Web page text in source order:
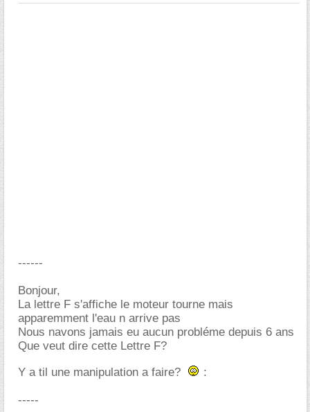
------
Bonjour,
La lettre F s'affiche le moteur tourne mais
apparemment l'eau n arrive pas
Nous navons jamais eu aucun probléme depuis 6 ans
Que veut dire cette Lettre F?
Y a til une manipulation a faire?
:
-----